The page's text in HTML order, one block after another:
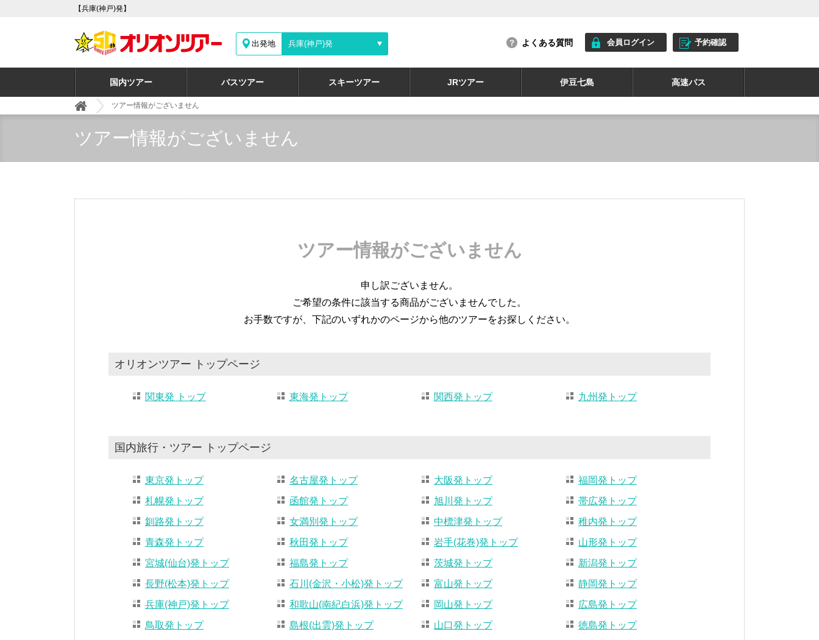
【兵庫(神戸)発】
出発地 兵庫(神戸)発 よくある質問 会員ログイン 予約確認
国内ツアー バスツアー スキーツアー JRツアー 伊豆七島 高速バス
ツアー情報がございません
ツアー情報がございません
ツアー情報がございません
申し訳ございません。
ご希望の条件に該当する商品がございませんでした。
お手数ですが、下記のいずれかのページから他のツアーをお探しください。
オリオンツアー トップページ
関東発 トップ 東海発トップ 関西発トップ 九州発トップ
国内旅行・ツアー トップページ
東京発トップ 名古屋発トップ 大阪発トップ
福岡発トップ
札幌発トップ
函館発トップ 旭川発トップ
帯広発トップ
釧路発トップ
女満別発トップ 中標津発トップ
稚内発トップ
青森発トップ
秋田発トップ 岩手(花巻)発トップ
山形発トップ
宮城(仙台)発トップ
福島発トップ 茨城発トップ
新潟発トップ
長野(松本)発トップ
石川(金沢・小松)発トップ 富山発トップ
静岡発トップ
兵庫(神戸)発トップ
和歌山(南紀白浜)発トップ 岡山発トップ
広島発トップ
鳥取発トップ
島根(出雲)発トップ 山口発トップ
徳島発トップ